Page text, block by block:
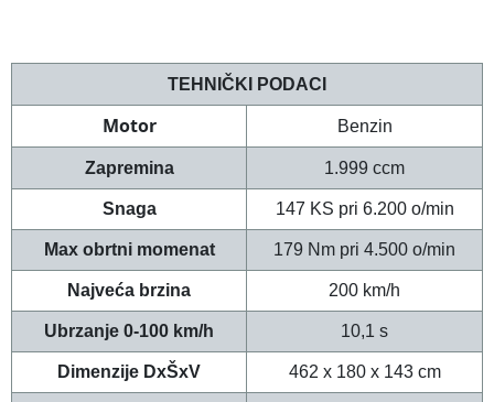
TEHNIČKI PODACI
Motor Benzin
Zapremina 1.999 ccm
Snaga 147 KS pri 6.200 o/min
Max obrtni momenat 179 Nm pri 4.500 o/min
Najveća brzina 200 km/h
Ubrzanje 0-100 km/h 10,1 s
Dimenzije DxŠxV 462 x 180 x 143 cm